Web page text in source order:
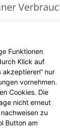
Funktionen
Klick auf
akzeptieren“ nur
vornehmen.
Cookies. Die
nicht erneut
zu
Button am